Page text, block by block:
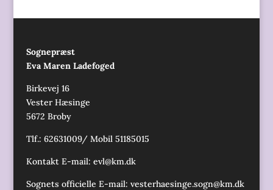
Sognepræst
Eva Maren Ladefoged
Birkevej 16
Vester Hæsinge
5672 Broby
Tlf.: 62631009/ Mobil 51185015
Kontakt E-mail: evl@km.dk
Sognets officielle E-mail: vesterhaesinge.sogn@km.dk